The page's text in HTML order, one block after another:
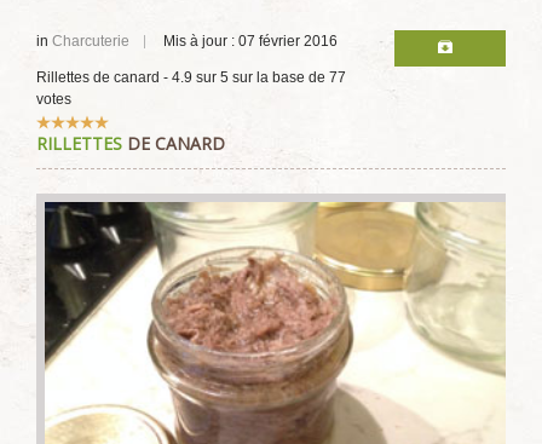
in Charcuterie Mis à jour : 07 février 2016
Rillettes de canard - 4.9 sur 5 sur la base de 77
votes
Vote
utilisateur:5/ 5
RILLETTES DE CANARD